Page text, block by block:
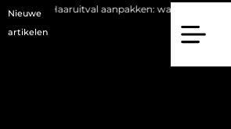
Nieuwe
artikelen
Haaruitval aanpakken: wat een